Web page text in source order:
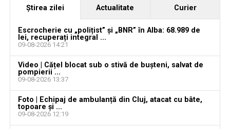
Ştirea zilei Actualitate Curier
Escrocherie cu „polițist” și „BNR” în Alba: 68.989 de
lei, recuperați integral ...
09-08-2026 14:21
Video | Cățel blocat sub o stivă de bușteni, salvat de
pompierii ...
09-08-2026 13:37
Foto | Echipaj de ambulanță din Cluj, atacat cu bâte,
topoare și ...
09-08-2026 12:19